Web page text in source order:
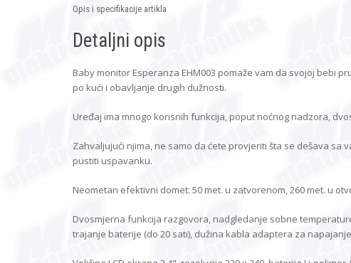
Opis i specifikacije artikla
Detaljni opis
Baby monitor Esperanza EHM003 pomaže vam da svojoj bebi
po kući i obavljanje drugih dužnosti.
Uređaj ima mnogo korisnih funkcija, poput noćnog nadzora,
Zahvaljujući njima, ne samo da ćete provjeriti šta se dešava sa
pustiti uspavanku.
Neometan efektivni domet: 50 met. u zatvorenom, 260 met. u
Dvosmjerna funkcija razgovora, nadgledanje sobne
trajanje baterije (do 20 sati), dužina kabla adaptera za